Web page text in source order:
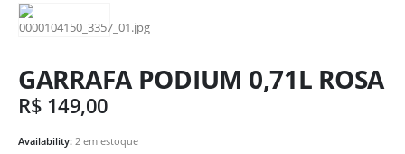
GARRAFA PODIUM 0,71L ROSA
R$ 149,00
Availability: 2 em estoque